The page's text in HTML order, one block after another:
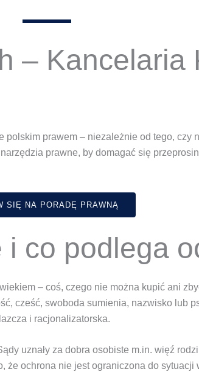
– Kancelaria
prawem – niezależnie od tego, czy
prawne, by domagać się
SIĘ NA PORADĘ PRAWNĄ
co podlega
– coś, czego nie można kupić ani
cześć, swoboda sumienia, nazwisko lub
i racjonalizatorska.
uznały za dobra osobiste m.in. więź
że ochrona nie jest ograniczona do